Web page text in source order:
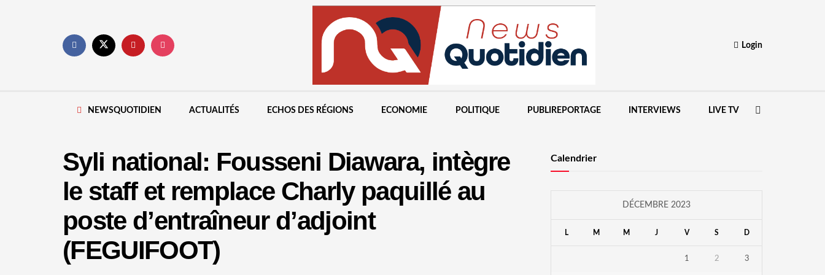
Login
NEWSQUOTIDIEN ACTUALITÉS ECHOS DES RÉGIONS ECONOMIE POLITIQUE PUBLIREPORTAGE INTERVIEWS LIVE TV
Syli national: Fousseni Diawara, intègre
le staff et remplace Charly paquillé au
poste d’entraîneur d’adjoint
(FEGUIFOOT)
Calendrier
DÉCEMBRE 2023
L M M J V S D
1 2 3